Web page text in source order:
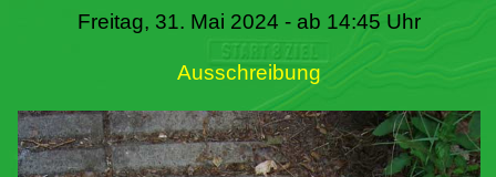
Termine
Freitag, 31. Mai 2024 - ab 14:45 Uhr
Ausschreibung